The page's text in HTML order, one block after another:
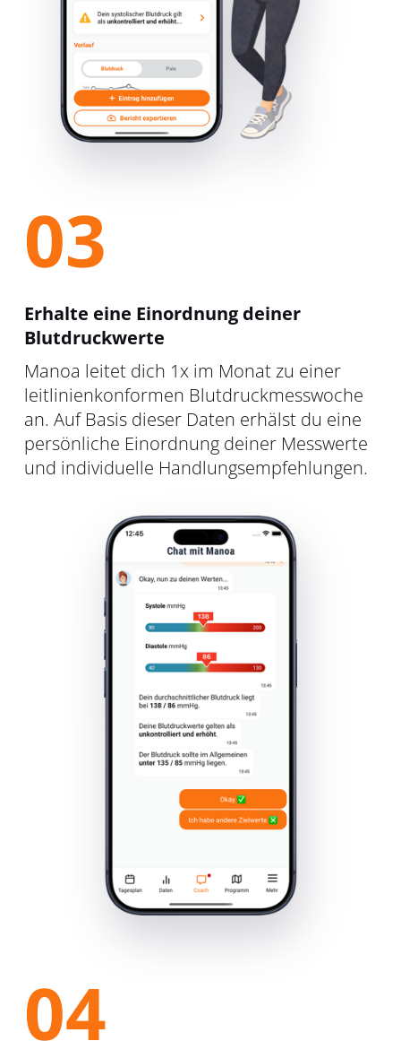
03
Erhalte eine Einordnung deiner
Blutdruckwerte
Manoa leitet dich 1x im Monat zu einer
leitlinienkonformen Blutdruckmesswoche
an. Auf Basis dieser Daten erhälst du eine
persönliche Einordnung deiner Messwerte
und individuelle Handlungsempfehlungen.
04